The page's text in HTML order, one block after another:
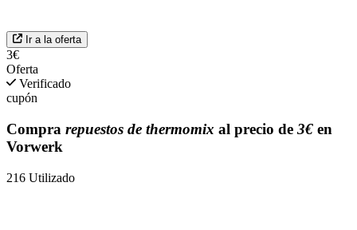
Ir a la oferta
3€
Oferta
Verificado
cupón
Compra repuestos de thermomix al precio de 3€ en
Vorwerk
216 Utilizado